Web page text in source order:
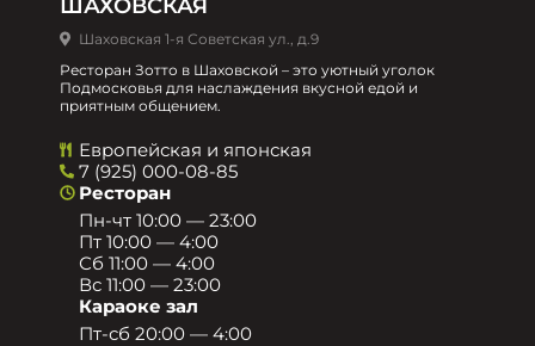
ШАХОВСКАЯ
Шаховская 1-я Советская ул., д.9
Ресторан Зотто в Шаховской – это уютный уголок
Подмосковья для наслаждения вкусной едой и
приятным общением.​
Европейская и японская
7 (925) 000-08-85
Ресторан
Пн-чт 10:00 — 23:00
Пт 10:00 — 4:00
Сб 11:00 — 4:00
Вс 11:00 — 23:00
Караоке зал
Пт-сб 20:00 — 4:00